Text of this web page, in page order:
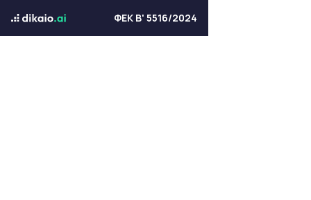
ΦΕΚ Β' 5516/2024